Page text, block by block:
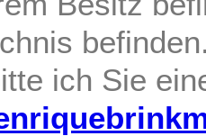
ich Sie